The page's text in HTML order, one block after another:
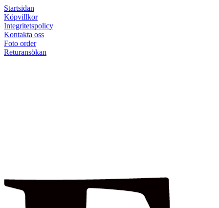
Startsidan
Köpvillkor
Integritetspolicy
Kontakta oss
Foto order
Returansökan